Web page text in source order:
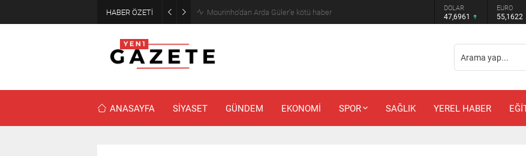
HABER ÖZETİ Mourinho’dan Arda Güler’e kötü haber DOLAR
47,6961
EURO
55,1622
ANASAYFA SİYASET GÜNDEM EKONOMİ SPOR SAĞLIK YEREL HABER